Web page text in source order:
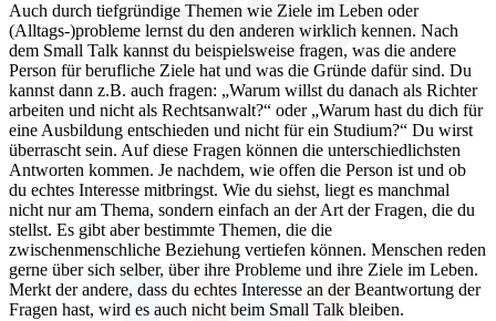
Auch durch tiefgründige Themen wie Ziele im Leben oder
(Alltags-)probleme lernst du den anderen wirklich kennen. Nach
dem Small Talk kannst du beispielsweise fragen, was die andere
Person für berufliche Ziele hat und was die Gründe dafür sind. Du
kannst dann z.B. auch fragen: „Warum willst du danach als Richter
arbeiten und nicht als Rechtsanwalt?“ oder „Warum hast du dich für
eine Ausbildung entschieden und nicht für ein Studium?“ Du wirst
überrascht sein. Auf diese Fragen können die unterschiedlichsten
Antworten kommen. Je nachdem, wie offen die Person ist und ob
du echtes Interesse mitbringst. Wie du siehst, liegt es manchmal
nicht nur am Thema, sondern einfach an der Art der Fragen, die du
stellst. Es gibt aber bestimmte Themen, die die
zwischenmenschliche Beziehung vertiefen können. Menschen reden
gerne über sich selber, über ihre Probleme und ihre Ziele im Leben.
Merkt der andere, dass du echtes Interesse an der Beantwortung der
Fragen hast, wird es auch nicht beim Small Talk bleiben.